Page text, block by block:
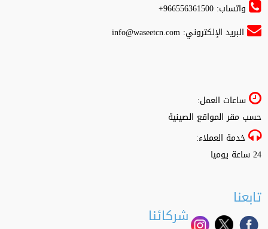
واتساب: 966556361500+
البريد الإلكتروني:info@waseetcn.com
ساعات العمل:
حسب مقر المواقع الصينية
خدمة العملاء:
24 ساعة يوميا
تابعنا
شركائنا